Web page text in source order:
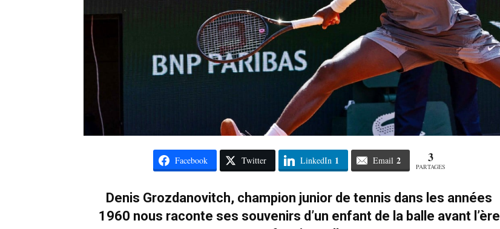
Facebook Twitter LinkedIn 1 Email 2 3
PARTAGES
Denis Grozdanovitch, champion junior de tennis dans les années
1960 nous raconte ses souvenirs d’un enfant de la balle avant l’ère